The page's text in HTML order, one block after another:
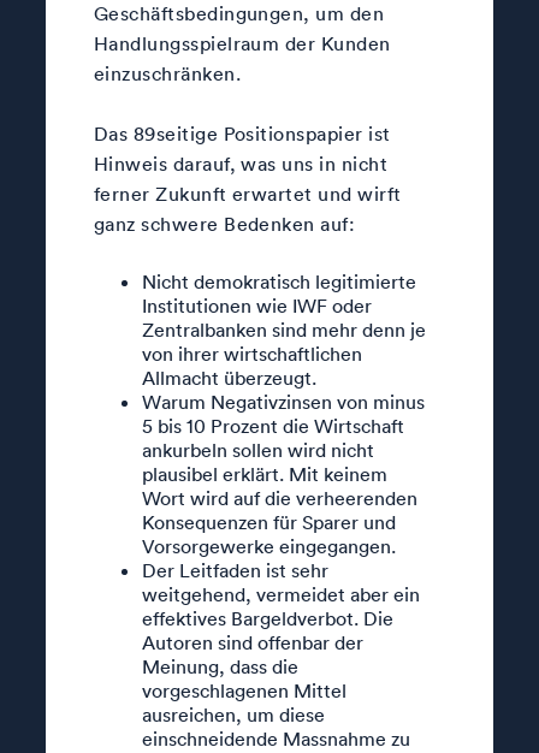
Geschäftsbedingungen, um den
Handlungsspielraum der Kunden
einzuschränken.
Das 89seitige Positionspapier ist
Hinweis darauf, was uns in nicht
ferner Zukunft erwartet und wirft
ganz schwere Bedenken auf:
Nicht demokratisch legitimierte
Institutionen wie IWF oder
Zentralbanken sind mehr denn je
von ihrer wirtschaftlichen
Allmacht überzeugt.
Warum Negativzinsen von minus
5 bis 10 Prozent die Wirtschaft
ankurbeln sollen wird nicht
plausibel erklärt. Mit keinem
Wort wird auf die verheerenden
Konsequenzen für Sparer und
Vorsorgewerke eingegangen.
Der Leitfaden ist sehr
weitgehend, vermeidet aber ein
effektives Bargeldverbot. Die
Autoren sind offenbar der
Meinung, dass die
vorgeschlagenen Mittel
ausreichen, um diese
einschneidende Massnahme zu